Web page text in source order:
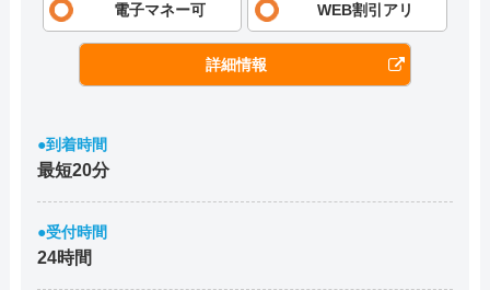
電子マネー可 WEB割引アリ
詳細情報
●到着時間
最短20分
●受付時間
24時間